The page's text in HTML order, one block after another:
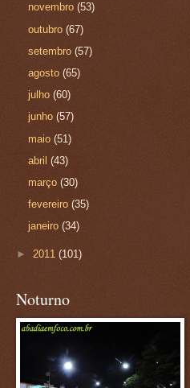
novembro(53)
outubro(67)
setembro(57)
agosto(65)
julho(60)
junho(57)
maio(51)
abril(43)
março(30)
fevereiro(35)
janeiro(34)
► 2011 (101)
Noturno